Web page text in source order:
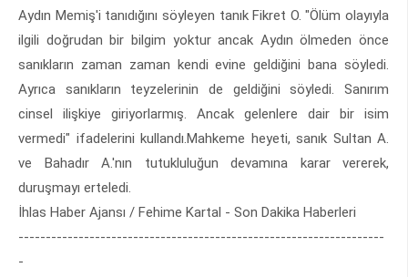
Aydın Memiş'i tanıdığını söyleyen tanık Fikret O. "Ölüm olayıyla
ilgili doğrudan bir bilgim yoktur ancak Aydın ölmeden önce
sanıkların zaman zaman kendi evine geldiğini bana söyledi.
Ayrıca sanıkların teyzelerinin de geldiğini söyledi. Sanırım
cinsel ilişkiye giriyorlarmış. Ancak gelenlere dair bir isim
vermedi" ifadelerini kullandı.Mahkeme heyeti, sanık Sultan A.
ve Bahadır A.'nın tutukluluğun devamına karar vererek,
duruşmayı erteledi.
İhlas Haber Ajansı / Fehime Kartal - Son Dakika Haberleri
-------------------------------------------------------------------
-